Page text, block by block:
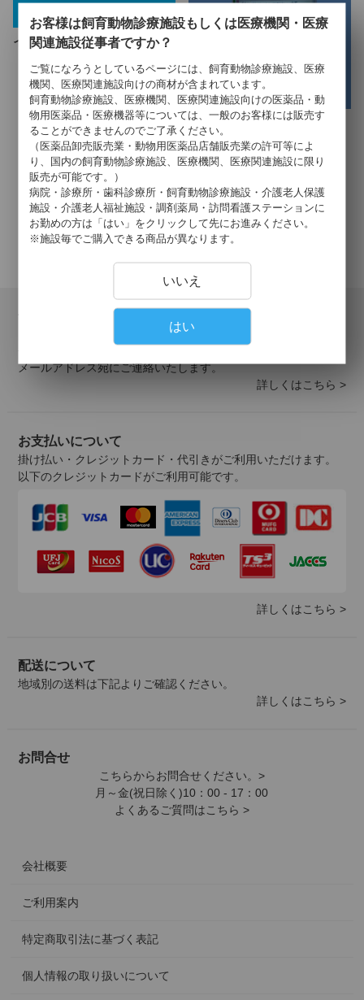
インテバンクリーム１％
ロペミン細粒０．１％
会員登録について
当サイトでの購入には会員登録が必要となります。
メールアドレス宛にご連絡いたします。
詳しくはこちら >
お支払いについて
掛け払い・クレジットカード・代引きがご利用いただけます。
以下のクレジットカードがご利用可能です。
詳しくはこちら >
配送について
地域別の送料は下記よりご確認ください。
詳しくはこちら >
お問合せ
こちらからお問合せください。>
月～金(祝日除く)10：00 - 17：00
よくあるご質問はこちら >
会社概要
ご利用案内
特定商取引法に基づく表記
個人情報の取り扱いについて
お客様は飼育動物診療施設もしくは医療機関・医療
関連施設従事者ですか？
ご覧になろうとしているページには、飼育動物診療施設、医療
機関、医療関連施設向けの商材が含まれています。
飼育動物診療施設、医療機関、医療関連施設向けの医薬品・動
物用医薬品・医療機器等については、一般のお客様には販売す
ることができませんのでご了承ください。
（医薬品卸売販売業・動物用医薬品店舗販売業の許可等によ
り、国内の飼育動物診療施設、医療機関、医療関連施設に限り
販売が可能です。）
病院・診療所・歯科診療所・飼育動物診療施設・介護老人保護
施設・介護老人福祉施設・調剤薬局・訪問看護ステーションに
お勤めの方は「はい」をクリックして先にお進みください。
※施設毎でご購入できる商品が異なります。
いいえ
はい